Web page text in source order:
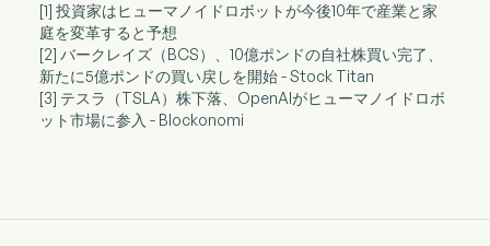
[1] 投資家はヒューマノイドロボットが今後10年で産業と家
庭を変革すると予想
[2] バークレイズ（BCS）、10億ポンドの自社株買い完了、
新たに5億ポンドの買い戻しを開始 - Stock Titan
[3] テスラ（TSLA）株下落、OpenAIがヒューマノイドロボ
ット市場に参入 - Blockonomi